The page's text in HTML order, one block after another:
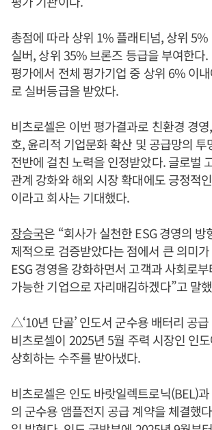
총점에 따라 상위 1% 플래티넘, 상위
실버, 상위 35% 브론즈 등급을 부여한다
평가에서 전체 평가기업 중 상위 6% 이
로 실버등급을 받았다.
비츠로셀은 이번 평가결과로 친환경 경
호, 윤리적 기업문화 확산 및 공급망의 투
전반에 걸친 노력을 인정받았다. 글로벌
관계 강화와 해외 시장 확대에도 긍정적
이라고 회사는 기대했다.
장승국은 “회사가 실천한 ESG 경영의 방
제적으로 검증받았다는 점에서 큰 의미
ESG 경영을 강화하면서 고객과 사회로
가능한 기업으로 자리매김하겠다”고 말
△‘10년 단골’ 인도서 군수용 배터리 공
비츠로셀이 2025년 5월 주력 시장인 인
상회하는 수주를 받아냈다.
비츠로셀은 인도 바랏일렉트로닉(BEL)
의 군수용 앰플전지 공급 계약을 체결했